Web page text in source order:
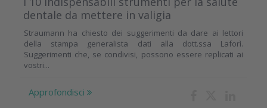
dentale da mettere in valigia
Straumann ha chiesto dei suggerimenti da dare ai lettori
della stampa generalista dati alla dott.ssa Laforì.
Suggerimenti che, se condivisi, possono essere replicati ai
vostri...
Approfondisci